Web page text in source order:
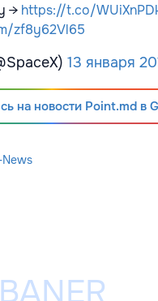
→ https://t.co/
zf8y62Vl65
13 января
на новости Point.md в